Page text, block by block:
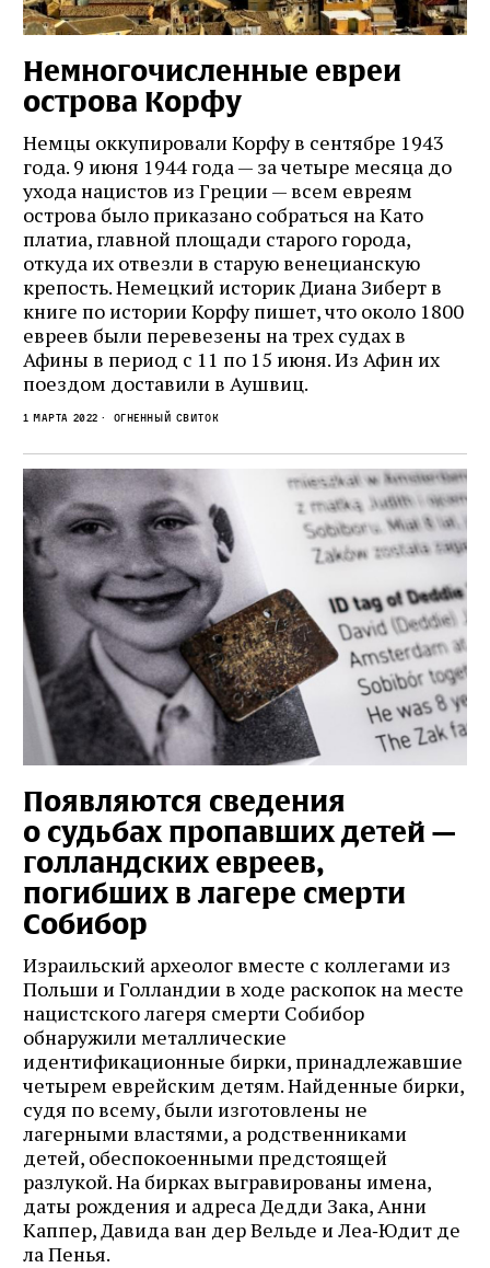
Немногочисленные евреи
острова Корфу
Немцы оккупировали Корфу в сентябре 1943
года. 9 июня 1944 года — за четыре месяца до
ухода нацистов из Греции — всем евреям
острова было приказано собраться на Като
платиа, главной площади старого города,
откуда их отвезли в старую венецианскую
крепость. Немецкий историк Диана Зиберт в
книге по истории Корфу пишет, что около 1800
евреев были перевезены на трех судах в
Афины в период с 11 по 15 июня. Из Афин их
поездом доставили в Аушвиц.
1 марта 2022 Огненный свиток
Появляются сведения
о судьбах пропавших детей —
голландских евреев,
погибших в лагере смерти
Собибор
Израильский археолог вместе с коллегами из
Польши и Голландии в ходе раскопок на месте
нацистского лагеря смерти Собибор
обнаружили металлические
идентификационные бирки, принадлежавшие
четырем еврейским детям. Найденные бирки,
судя по всему, были изготовлены не
лагерными властями, а родственниками
детей, обеспокоенными предстоящей
разлукой. На бирках выгравированы имена,
даты рождения и адреса Дедди Зака, Анни
Каппер, Давида ван дер Вельде и Леа‑Юдит де
ла Пенья.